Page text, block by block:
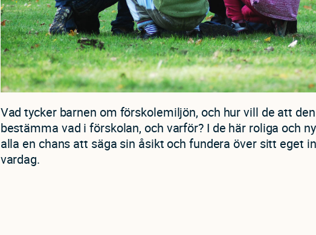
Vad tycker barnen om förskolemiljön, och hur vill de att
bestämma vad i förskolan, och varför? I de här roliga och
alla en chans att säga sin åsikt och fundera över sitt eget
vardag.